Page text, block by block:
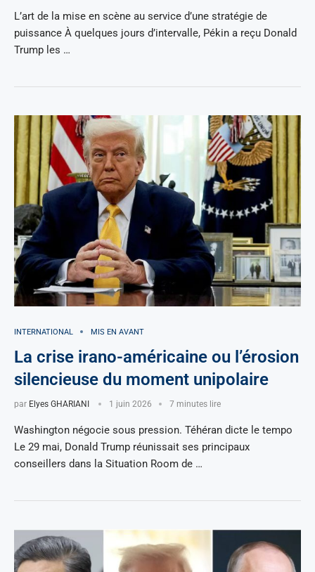
L’art de la mise en scène au service d’une stratégie de
puissance À quelques jours d’intervalle, Pékin a reçu Donald
Trump les …
INTERNATIONAL MIS EN AVANT
La crise irano-américaine ou l’érosion
silencieuse du moment unipolaire
par Elyes GHARIANI 1 juin 2026 7 minutes lire
Washington négocie sous pression. Téhéran dicte le tempo
Le 29 mai, Donald Trump réunissait ses principaux
conseillers dans la Situation Room de …